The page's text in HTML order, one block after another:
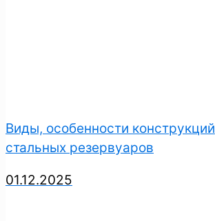
Виды, особенности конструкций
стальных резервуаров
01.12.2025